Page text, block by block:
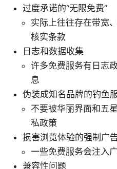
过度承诺的“无限免费”
实际上往往存在带宽
核实条款
日志和数据收集
许多免费服务有日志
息
伪装成知名品牌的钓鱼
不要被华丽界面和五
私政策
损害浏览体验的强制广
一些免费服务会注入
兼容性问题